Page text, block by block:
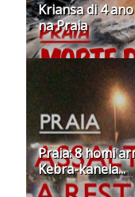
Kriansa di 4
na Praia
Praia: 8 homi
Kebra-kanela...